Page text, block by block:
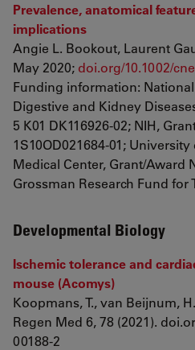
Prevalence, anatomical
implications
Angie L. Bookout, Laurent
May 2020; doi.org/10.1002/
Funding information:
Digestive and Kidney
5 K01 DK116926‐02; NIH,
1S10OD021684‐01;
Medical Center, Grant/Award
Grossman Research Fund for
Developmental Biology
Ischemic tolerance and
mouse (Acomys)
Koopmans, T., van Beijnum,
Regen Med 6, 78 (2021).
00188-2